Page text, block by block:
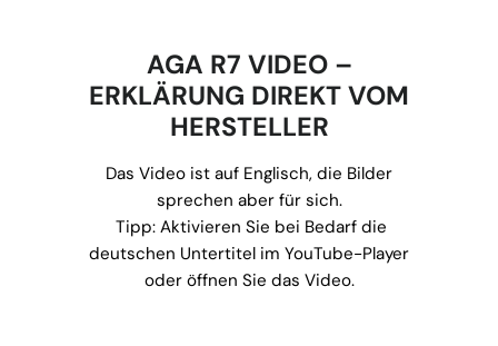
AGA R7 VIDEO –
ERKLÄRUNG DIREKT VOM
HERSTELLER
Das Video ist auf Englisch, die Bilder
sprechen aber für sich.
Tipp: Aktivieren Sie bei Bedarf die
deutschen Untertitel im YouTube-Player
oder öffnen Sie das Video.